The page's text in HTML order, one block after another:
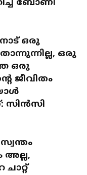
ബോണി
ഒരു
ഒരു
ഒരു
ജീവിതം
സിൻസി
അല്ല,